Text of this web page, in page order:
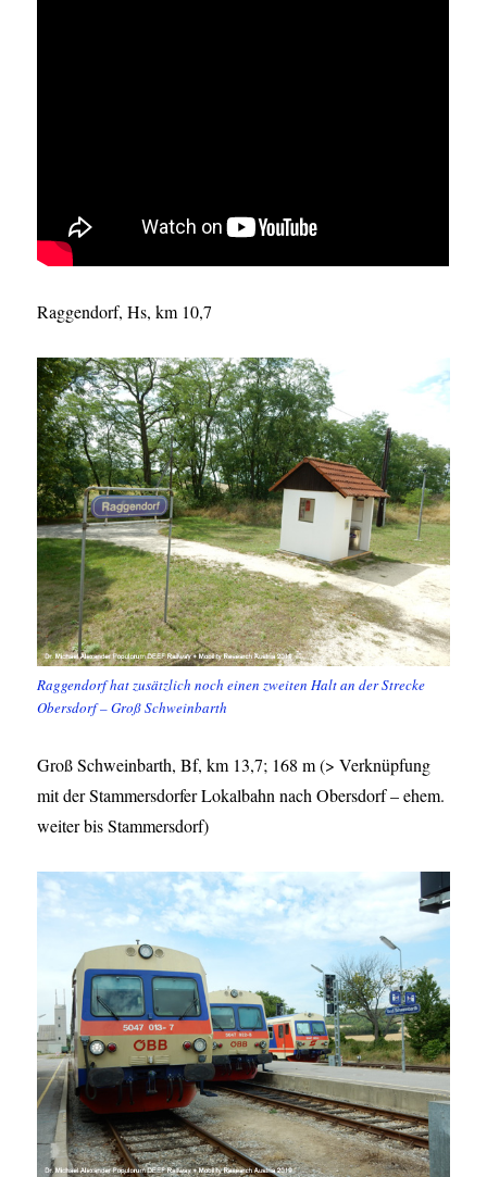
Raggendorf, Hs, km 10,7
Raggendorf hat zusätzlich noch einen zweiten Halt an der Strecke
Obersdorf – Groß Schweinbarth
Groß Schweinbarth, Bf, km 13,7; 168 m (> Verknüpfung
mit der Stammersdorfer Lokalbahn nach Obersdorf – ehem.
weiter bis Stammersdorf)